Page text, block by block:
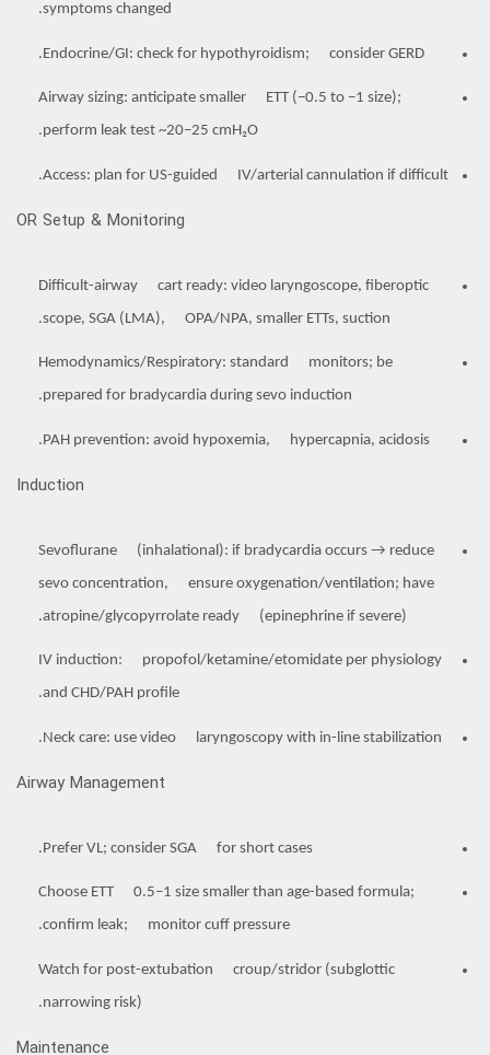
symptoms changed.
Endocrine/GI: check for hypothyroidism; consider GERD.
Airway sizing: anticipate smaller ETT (−0.5 to −1 size);
perform leak test ~20–25 cmH₂O.
Access: plan for US-guided IV/arterial cannulation if difficult.
OR Setup & Monitoring
Difficult-airway cart ready: video laryngoscope, fiberoptic
scope, SGA (LMA), OPA/NPA, smaller ETTs, suction.
Hemodynamics/Respiratory: standard monitors; be
prepared for bradycardia during sevo induction.
PAH prevention: avoid hypoxemia, hypercapnia, acidosis.
Induction
Sevoflurane (inhalational): if bradycardia occurs → reduce
sevo concentration, ensure oxygenation/ventilation; have
atropine/glycopyrrolate ready (epinephrine if severe).
IV induction: propofol/ketamine/etomidate per physiology
and CHD/PAH profile.
Neck care: use video laryngoscopy with in-line stabilization.
Airway Management
Prefer VL; consider SGA for short cases.
Choose ETT 0.5–1 size smaller than age-based formula;
confirm leak; monitor cuff pressure.
Watch for post-extubation croup/stridor (subglottic
narrowing risk).
Maintenance